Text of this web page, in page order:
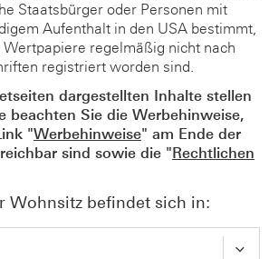
Staatsbürger oder Personen mit
Aufenthalt in den USA bestimmt,
regelmäßig nicht nach
registriert worden sind.
dargestellten Inhalte stellen
beachten Sie die Werbehinweise,
"Werbehinweise" am Ende der
sind sowie die "Rechtlichen
Wohnsitz befindet sich in: